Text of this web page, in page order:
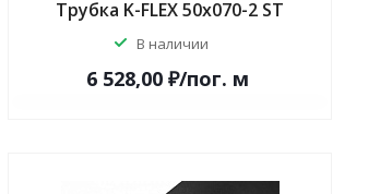
Трубка K-FLEX 50x070-2 ST
В наличии
6 528,00 ₽/пог. м